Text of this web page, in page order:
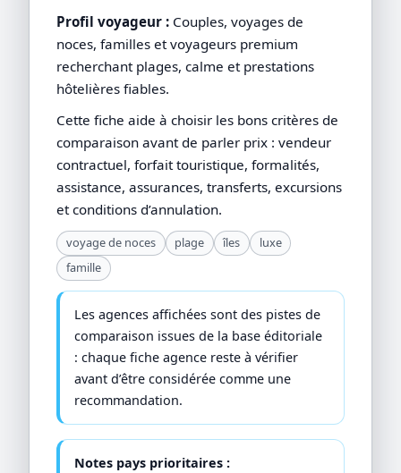
Profil voyageur : Couples, voyages de
noces, familles et voyageurs premium
recherchant plages, calme et prestations
hôtelières fiables.
Cette fiche aide à choisir les bons critères de
comparaison avant de parler prix : vendeur
contractuel, forfait touristique, formalités,
assistance, assurances, transferts, excursions
et conditions d’annulation.
voyage de noces plage îles
luxe
famille
Les agences affichées sont des pistes de
comparaison issues de la base éditoriale
: chaque fiche agence reste à vérifier
avant d’être considérée comme une
recommandation.
Notes pays prioritaires :